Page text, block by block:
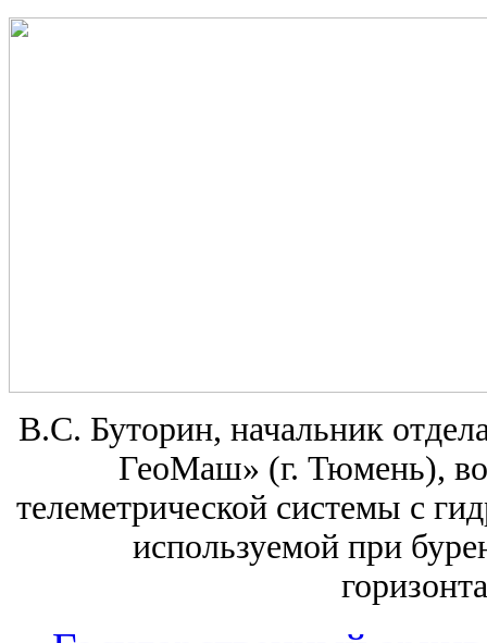
В.С. Буторин, начальник
ГеоМаш» (г. Тюмень),
телеметрической системы с
используемой при